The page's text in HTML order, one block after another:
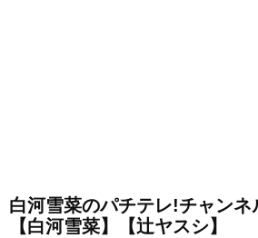
白河雪菜のパチテレ!チャンネ
【白河雪菜】【辻ヤスシ】